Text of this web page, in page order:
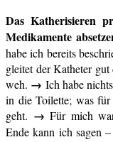
Das Katherisieren
Medikamente
habe ich bereits
gleitet der Katheter
weh. → Ich habe
in die Toilette; was für
geht. → Für mich
Ende kann ich sagen